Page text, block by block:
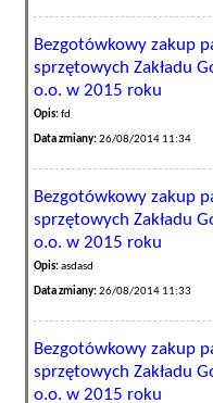
Bezgotówkowy zakup
sprzętowych Zakładu
o.o. w 2015 roku
Opis:fd
Data zmiany:26/08/2014 11:34
Bezgotówkowy zakup
sprzętowych Zakładu
o.o. w 2015 roku
Opis:asdasd
Data zmiany:26/08/2014 11:33
Bezgotówkowy zakup
sprzętowych Zakładu
o.o. w 2015 roku